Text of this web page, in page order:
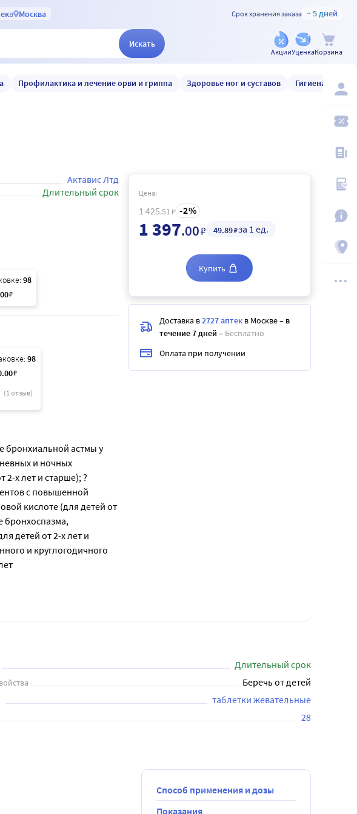
в Москва Срок хранения заказа ~ 5 дней
Искать
АкцииУценкаКорзина
Профилактика и лечение орви и гриппа Здоровье ног и суставов Гигиена и уход
Актавис Лтд
Длительный срок
98
₽
98
.00₽
(1отзыв)
бронхиальной астмы у
и ночных
2-х лет и старше); ?
с повышенной
кислоте (для детей от
бронхоспазма,
детей от 2-х лет и
и круглогодичного
Цена:
1 425.51 ₽ 2
1 397.00₽ 49.89₽за 1 ед.
Купить
Доставка в2727 аптек в Москве– в
течение 7 дней – Бесплатно
Оплата при получении
Длительный срок
Беречь от детей
таблетки жевательные
28
Способ применения и дозы
Показания